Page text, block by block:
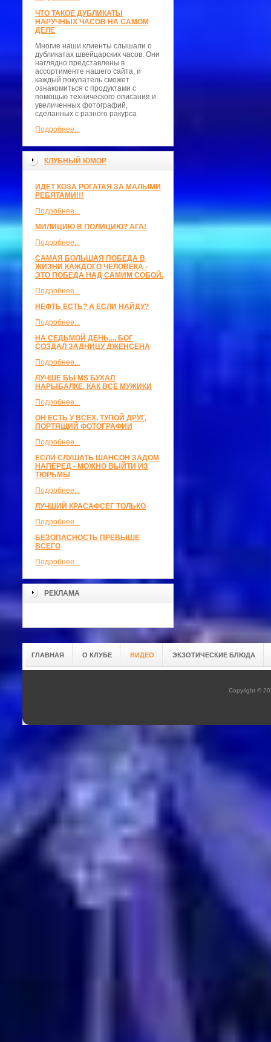
ЧТО ТАКОЕ ДУБЛИКАТЫ
НАРУЧНЫХ ЧАСОВ НА САМОМ
ДЕЛЕ
Многие наши клиенты слышали о
дубликатах швейцарских часов. Они
наглядно представлены в
ассортименте нашего сайта, и
каждый покупатель сможет
ознакомиться с продуктами с
помощью технического описания и
увеличенных фотографий,
сделанных с разного ракурса
Подробнее...
КЛУБНЫЙ ЮМОР
ИДЕТ КОЗА РОГАТАЯ ЗА МАЛЫМИ
РЕБЯТАМИ!!!
Подробнее...
МИЛИЦИЮ В ПОЛИЦИЮ? АГА!
Подробнее...
САМАЯ БОЛЬШАЯ ПОБЕДА В
ЖИЗНИ КАЖДОГО ЧЕЛОВЕКА -
ЭТО ПОБЕДА НАД САМИМ СОБОЙ.
Подробнее...
НЕФТЬ ЕСТЬ? А ЕСЛИ НАЙДУ?
Подробнее...
НА СЕДЬМОЙ ДЕНЬ.... БОГ
СОЗДАЛ ЗАДНИЦУ ДЖЕНСЕНА
Подробнее...
ЛУЧШЕ БЫ MS БУХАЛ
НАРЫБАЛКЕ, КАК ВСЕ МУЖИКИ
Подробнее...
ОН ЕСТЬ У ВСЕХ, ТУПОЙ ДРУГ,
ПОРТЯЩИЙ ФОТОГРАФИИ
Подробнее...
ЕСЛИ СЛУШАТЬ ШАНСОН ЗАДОМ
НАПЕРЕД - МОЖНО ВЫЙТИ ИЗ
ТЮРЬМЫ
Подробнее...
ЛУЧШИЙ КРАСАФСЕГ ТОЛЬКО
Подробнее...
БЕЗОПАСНОСТЬ ПРЕВЫШЕ
ВСЕГО
Подробнее...
РЕКЛАМА
ГЛАВНАЯ О КЛУБЕ ВИДЕО ЭКЗОТИЧЕСКИЕ БЛЮДА
Copyright ©